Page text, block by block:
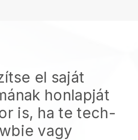
el saját
honlapját
is, ha te tech-
vagy